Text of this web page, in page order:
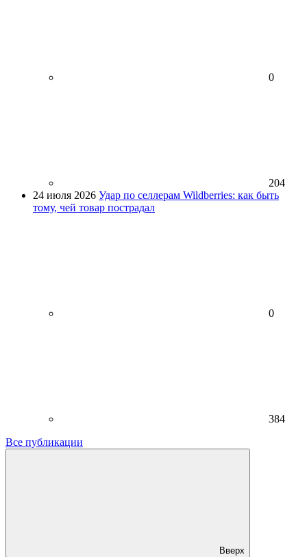
0
204
24 июля 2026 Удар по селлерам Wildberries: как быть
тому, чей товар пострадал
0
384
Все публикации
Вверх